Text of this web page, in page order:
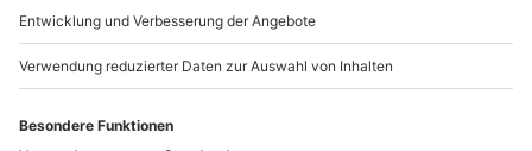
Damit die passenden Schneeschuhe bereitgestellt
werden können, teile dem Veranstalter nach
Buchung bitte Deine Gewichtskategorie wie folgt
mit: Kategorie 1: bis 65 kg, Kategorie 2: bis 85 kg,
Kategorie 3: ab 85 kg
-15% CLUB DEAL -15% CLUB DEAL